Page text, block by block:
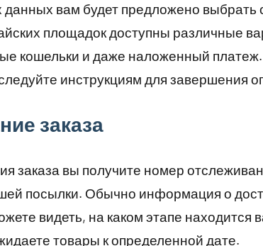
данных вам будет предложено выбрать
площадок доступны различные
кошельки и даже наложенный
инструкциям для завершения
заказа
заказа вы получите номер
посылки. Обычно информация о
видеть, на каком этапе находится
товары к определенной дате.